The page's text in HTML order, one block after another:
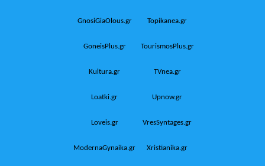
GnosiGiaOlous.gr Topikanea.gr
GoneisPlus.gr TourismosPlus.gr
Kultura.gr TVnea.gr
Loatki.gr Upnow.gr
Loveis.gr VresSyntages.gr
ModernaGynaika.gr Xristianika.gr